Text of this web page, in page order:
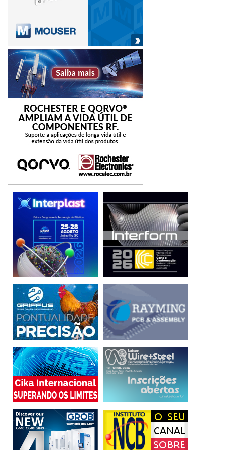
O Plano Mais Produção é importante, ainda, por oferecer
linhas de crédito barato num país em que o custo do
financiamento está entre os mais elevados do mundo. De
acordo com dados do Banco Mundial, o spread bancário foi
de 27,4% em 2022, terceiro maior entre os 94 países
analisados, atrás apenas de Madagascar e de Zimbabwe.
Para efeito de comparação, o país com pior posição após o
Brasil é o Peru, com spread de 7,8%.
A CNI estima que o valor médio anual da equalização de
juros do Plano Mais Produção equivale a R$ 3 bilhões –
uma cifra conservadora -, sendo essa a diferença entre o
custo de captação de recursos do governo, via Selic, e as
taxas de juros menores oferecidas nas linhas de
financiamento do Plano. “A CNI vai iniciar uma discussão
sobre spread bancário no Brasil. Mas, de forma construtiva
e entendendo que a intermediação financeira sustentável
pressupõe um setor produtivo equilibrado”, afirma Alban.
“O Brasil é a potência agroindustrial que é porque
compreendeu, como política de Estado, que investir em
inovação e tecnologia são o caminho para promover o
desenvolvimento de um setor econômico. Essa nova
política vai nesse mesmo sentido, mas com o foco na
indústria, de forma transversal. Induzir investimentos em
sustentabilidade, produtividade e no fortalecimento de
cadeias produtivas no país significa promover crescimento
econômico e desenvolvimento social para os brasileiros”,